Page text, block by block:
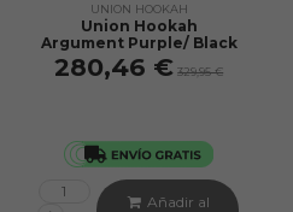
UNION HOOKAH
Union Hookah
Argument Purple/ Black
280,46 € 329,95 €
Añadir al